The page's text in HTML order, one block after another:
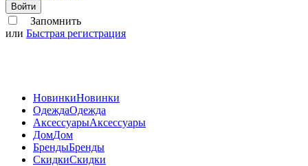
Войти
Запомнить
или Быстрая регистрация
НовинкиНовинки
ОдеждаОдежда
АксессуарыАксессуары
ДомДом
БрендыБренды
СкидкиСкидки